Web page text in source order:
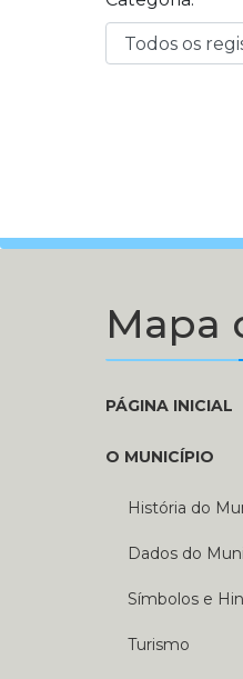
Mapa
PÁGINA INICIAL
O MUNICÍPIO
História do
Dados do
Símbolos e
Turismo